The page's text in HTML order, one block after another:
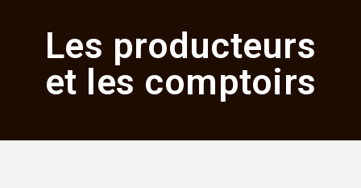
Les producteurs
et les comptoirs